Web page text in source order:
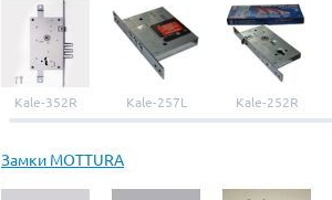
Kale-352R Kale-257L Kale-252R
Замки MOTTURA